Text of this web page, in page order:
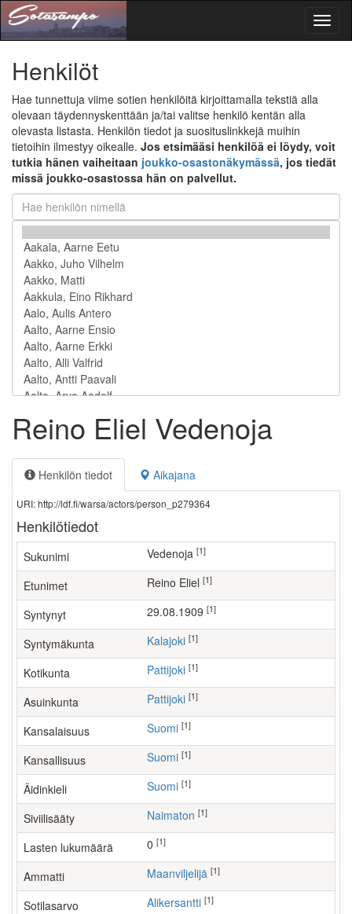
Henkilöt
Hae tunnettuja viime sotien henkilöitä kirjoittamalla tekstiä alla
olevaan täydennyskenttään ja/tai valitse henkilö kentän alla
olevasta listasta. Henkilön tiedot ja suosituslinkkejä muihin
tietoihin ilmestyy oikealle. Jos etsimääsi henkilöä ei löydy, voit
tutkia hänen vaiheitaan joukko-osastonäkymässä, jos tiedät
missä joukko-osastossa hän on palvellut.
Reino Eliel Vedenoja
Henkilön tiedot Aikajana
URI: http://ldf.fi/warsa/actors/person_p279364
Henkilötiedot
Sukunimi Vedenoja [1]
Etunimet Reino Eliel [1]
Syntynyt 29.08.1909 [1]
Syntymäkunta Kalajoki [1]
Kotikunta Pattijoki [1]
Asuinkunta Pattijoki [1]
Kansalaisuus Suomi [1]
Kansallisuus Suomi [1]
Äidinkieli Suomi [1]
Siviilisääty Naimaton [1]
Lasten lukumäärä [1]
Ammatti maanviljelijä [1]
Sotilasarvo Alikersantti [1]